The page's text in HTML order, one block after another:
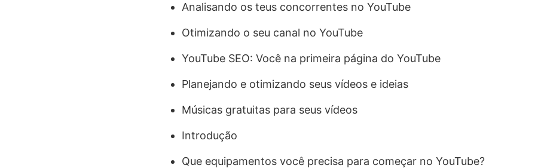
Analisando os teus concorrentes no YouTube
Otimizando o seu canal no YouTube
YouTube SEO: Você na primeira página do YouTube
Planejando e otimizando seus vídeos e ideias
Músicas gratuitas para seus vídeos
Introdução
Que equipamentos você precisa para começar no YouTube?